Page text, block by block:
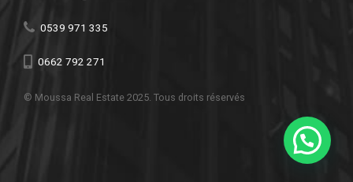
0539 971 335
0662 792 271
© Moussa Real Estate 2025. Tous droits réservés